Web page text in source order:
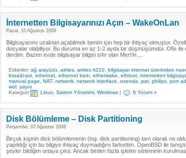
İnternetten Bilgisayarınızı Açın – WakeOnLan
Pazar, 10 Ağustos 2008
Bilgisayarımı uzaktan açabilmek benim için hep bir ihtiyaç olmuştur.
dosyalar olabiliyor. Bu duruma en az 1-2 ayda bir düşmüşümdür. Ofis
derdim. Bazen evde bilgisayar bilgisi sıfır olan Mert'in ...
Etiketler: ağ arayüzü airties airties rt210 bilgisayar internet üzerinden nasıl
broadcast ethernet ethernet kartı etherwake ethtool internetten
manual page
NAT, network network interface ozenda pat philips port
wol yayın
Kategori
Linux Sistem Yönetimi Windows | 6 Yorum »
Disk Bölümleme – Disk Partitioning
Perşembe, 07 Ağustos 2008
Birçok kişinin disk bölümlemenin (ing. disk partitioning) tam olarak ne
yapıldığı için bu bilgiye ihtiyaç duymadığını farkettim. OpenBSD ile
şeyler bildiğim ortaya çıktı. Ancak birden fazla işletim sisteminin